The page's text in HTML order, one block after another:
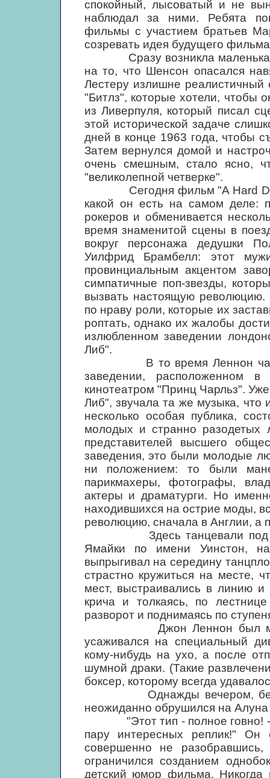
спокойный, лысоватый и не
наблюдал за ними. Ребята
фильмы с участием братьев
созревать идея будущего
Сразу возникла маленькая
на то, что Шенсон опасался
Лестеру излишне
"Битлз", которые хотели, чтобы
из Ливерпуля, который писал
этой исторической задаче
дней в конце 1963 года, чтобы
Затем вернулся домой и
очень смешным, стало ясно,
"великолепной четверке".
Сегодня фильм "A Hard
какой он есть на самом деле:
рокеров и обменивается
время знаменитой сцены в
вокруг персонажа дедушки
Уилфрид Брамбелл: этот
провинциальным акцентом
симпатичные поп-звезды,
вызвать настоящую революцию.
по нраву роли, которые их
роптать, однако их жалобы
излюбленном заведении
Либ".
В то время Леннон
заведении, расположенном
кинотеатром "Принц Чарльз".
Либ", звучала та же музыка, что
несколько особая публика,
молодых и странно разодетых
представителей высшего
заведения, это были молодые
ни положением: то были
парикмахеры, фотографы,
актеры и драматурги. Но
находившихся на острие моды,
революцию, сначала в Англии, а
Здесь танцевали под
Ямайки по имени Уинстон,
выпрыгивал на середину
страстно кружиться на месте,
мест, выстраивались в линию и
крича и толкаясь, по
разворот и поднимаясь по
Джон Леннон был менее
усаживался на специальный
кому-нибудь на ухо, а после
шумной драки. (Такие
боксер, которому всегда
Однажды вечером,
неожиданно обрушился на
"Этот тип - полное говно! -
пару интересных реплик!"
совершенно не
ограничился созданием
детский юмор фильма. Никогда